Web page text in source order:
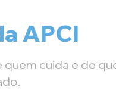
APCI
cuida e de